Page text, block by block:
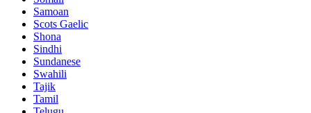
Samoan
Scots Gaelic
Shona
Sindhi
Sundanese
Swahili
Tajik
Tamil